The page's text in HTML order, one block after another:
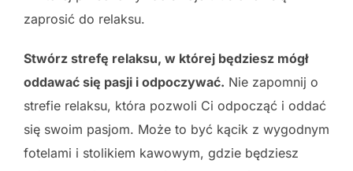
zaprosić do relaksu.
Stwórz strefę relaksu, w której będziesz mógł
oddawać się pasji i odpoczywać. Nie zapomnij o
strefie relaksu, która pozwoli Ci odpocząć i oddać
się swoim pasjom. Może to być kącik z wygodnym
fotelami i stolikiem kawowym, gdzie będziesz